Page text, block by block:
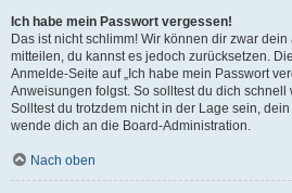
Ich habe mein Passwort vergessen!
Das ist nicht schlimm! Wir können dir zwar
mitteilen, du kannst es jedoch zurücksetzen.
Anmelde-Seite auf „Ich habe mein Passwort
Anweisungen folgst. So solltest du dich
Solltest du trotzdem nicht in der Lage sein,
wende dich an die Board-Administration.
Nach oben